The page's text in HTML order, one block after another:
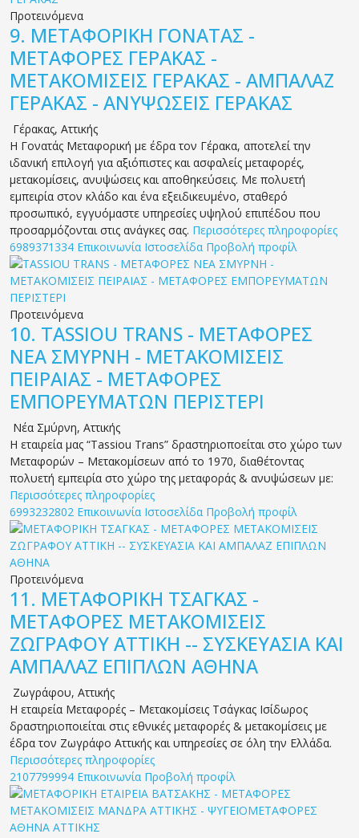
Προτεινόμενα
9. ΜΕΤΑΦΟΡΙΚΗ ΓΟΝΑΤΑΣ -
ΜΕΤΑΦΟΡΕΣ ΓΕΡΑΚΑΣ -
ΜΕΤΑΚΟΜΙΣΕΙΣ ΓΕΡΑΚΑΣ - ΑΜΠΑΛΑΖ
ΓΕΡΑΚΑΣ - ΑΝΥΨΩΣΕΙΣ ΓΕΡΑΚΑΣ
Γέρακας, Αττικής
Η Γονατάς Μεταφορική με έδρα τον Γέρακα, αποτελεί την
ιδανική επιλογή για αξιόπιστες και ασφαλείς μεταφορές,
μετακομίσεις, ανυψώσεις και αποθηκεύσεις. Με πολυετή
εμπειρία στον κλάδο και ένα εξειδικευμένο, σταθερό
προσωπικό, εγγυόμαστε υπηρεσίες υψηλού επιπέδου που
προσαρμόζονται στις ανάγκες σας. Περισσότερες πληροφορίες
6989371334 Επικοινωνία Ιστοσελίδα Προβολή προφίλ
Προτεινόμενα
10. TASSIOU TRANS - ΜΕΤΑΦΟΡΕΣ
ΝΕΑ ΣΜΥΡΝΗ - ΜΕΤΑΚΟΜΙΣΕΙΣ
ΠΕΙΡΑΙΑΣ - ΜΕΤΑΦΟΡΕΣ
ΕΜΠΟΡΕΥΜΑΤΩΝ ΠΕΡΙΣΤΕΡΙ
Νέα Σμύρνη, Αττικής
Η εταιρεία μας “Tassiou Trans” δραστηριοποείται στο χώρο των
Μεταφορών – Μετακομίσεων από το 1970, διαθέτοντας
πολυετή εμπειρία στο χώρο της μεταφοράς & ανυψώσεων με:
Περισσότερες πληροφορίες
6993232802 Επικοινωνία Ιστοσελίδα Προβολή προφίλ
Προτεινόμενα
11. ΜΕΤΑΦΟΡΙΚΗ ΤΣΑΓΚΑΣ -
ΜΕΤΑΦΟΡΕΣ ΜΕΤΑΚΟΜΙΣΕΙΣ
ΖΩΓΡΑΦΟΥ ΑΤΤΙΚΗ -- ΣΥΣΚΕΥΑΣΙΑ ΚΑΙ
ΑΜΠΑΛΑΖ ΕΠΙΠΛΩΝ ΑΘΗΝΑ
Ζωγράφου, Αττικής
H εταιρεία Μεταφορές – Μετακομίσεις Τσάγκας Ισίδωρος
δραστηριοποιείται στις εθνικές μεταφορές & μετακομίσεις με
έδρα τον Ζωγράφο Αττικής και υπηρεσίες σε όλη την Ελλάδα.
Περισσότερες πληροφορίες
2107799994 Επικοινωνία Προβολή προφίλ